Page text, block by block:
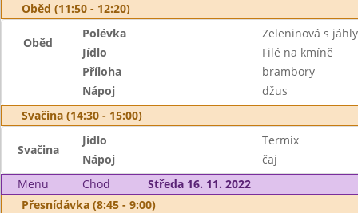
Oběd (11:50 - 12:20)
Oběd
Polévka
Zeleninová s jáhly
Jídlo
Filé na kmíně
Příloha
brambory
Nápoj
džus
Svačina (14:30 - 15:00)
Svačina
Jídlo
Termix
Nápoj
čaj
Menu
Chod
Středa 16. 11. 2022
Přesnídávka (8:45 - 9:00)